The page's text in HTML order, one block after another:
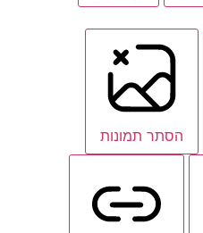
הסתר תמונות